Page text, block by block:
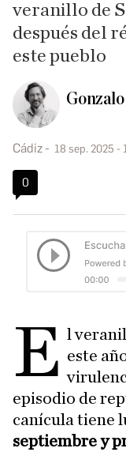
veranillo de
después del
este pueblo
Cádiz 18 sep. 2025 -
0
E l
este
episodio de
canícula tiene
septiembre y